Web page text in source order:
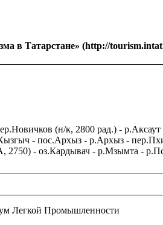
в Татарстане» (http://
(н/к, 2800 рад.) -
- пос.Архыз - р.Архыз -
- оз.Кардывач - р.Мзымта -
Легкой Промышленности